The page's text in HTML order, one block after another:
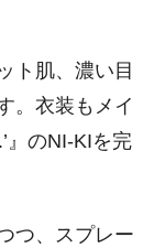
ト肌、濃い目
。衣装もメイ
』のNI-KIを完
つ、スプレー